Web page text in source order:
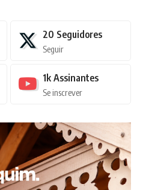
20 Seguidores
Seguir
1k Assinantes
Se inscrever